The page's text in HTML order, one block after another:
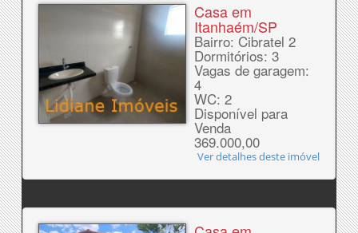
Casa em
Itanhaém/SP
Bairro: Cibratel 2
Dormitórios: 3
Vagas de garagem:
4
WC: 2
Disponível para
Venda
369.000,00
Ver detalhes deste imóvel